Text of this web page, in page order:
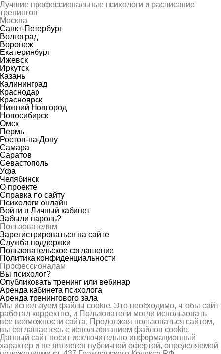
Лучшие профессиональные психологи и расписание
тренингов
Москва
Санкт-Петербург
Волгоград
Воронеж
Екатеринбург
Ижевск
Иркутск
Казань
Калининград
Краснодар
Красноярск
Нижний Новгород
Новосибирск
Омск
Пермь
Ростов-на-Дону
Самара
Саратов
Севастополь
Уфа
Челябинск
О проекте
Справка по сайту
Психологи онлайн
Войти в Личный кабинет
Забыли пароль?
Пользователям
Зарегистрироваться на сайте
Служба поддержки
Пользовательское соглашение
Политика конфиденциальности
Профессионалам
Вы психолог?
Опубликовать тренинг или вебинар
Аренда кабинета психолога
Аренда тренингового зала
Мы используем файлы cookie. Это необходимо, чтобы сайт
работал корректно, и Пользователи могли использовать
все возможности сайта. Продолжая пользоваться сайтом,
вы соглашаетесь с использованием файлов cookie.
Данный сайт носит исключительно информационный
характер и не является публичной офертой, определяемой